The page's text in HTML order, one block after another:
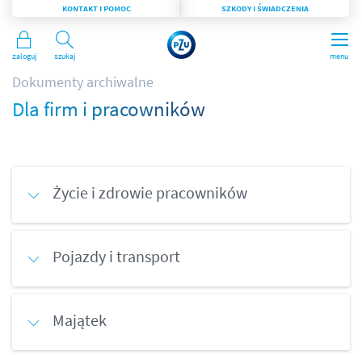
menu
Szukaj
KONTAKT I POMOC SZKODY I ŚWIADCZENIA
Zaloguj
Dokumenty archiwalne
Dla firm i pracowników
Życie i zdrowie pracowników
Pojazdy i transport
Majątek